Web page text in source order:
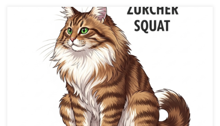
【注目種目】ザーチャースクワット徹底解説 ～体幹強化、反り
腰対策、そしてデッドリフトの補強にも～ こ […]